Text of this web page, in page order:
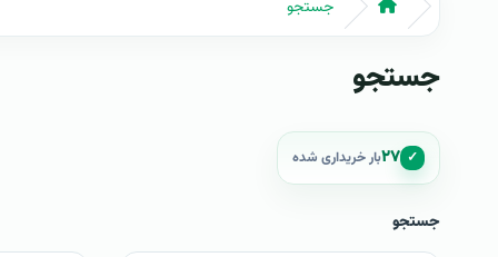
جستجو
جستجو
✓ ۲۷بار خریداری شده
جستجو